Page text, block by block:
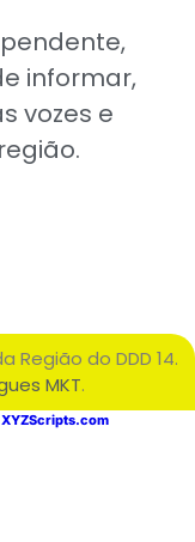
informar,
vozes e
Região do DDD 14.
MKT.
XYZScripts.com